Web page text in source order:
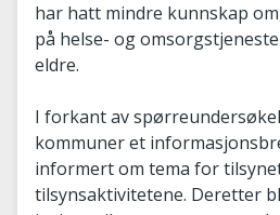
har hatt mindre kunnskap
på helse- og
eldre.
I forkant av
kommuner et
informert om tema for
tilsynsaktivitetene. Deretter